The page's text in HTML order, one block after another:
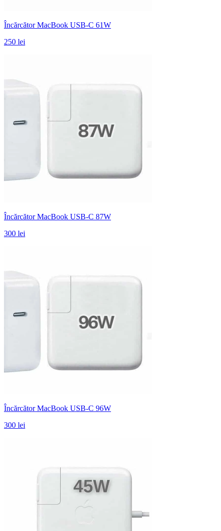
Încărcător MacBook USB-C 61W
250 lei
Încărcător MacBook USB-C 87W
300 lei
Încărcător MacBook USB-C 96W
300 lei